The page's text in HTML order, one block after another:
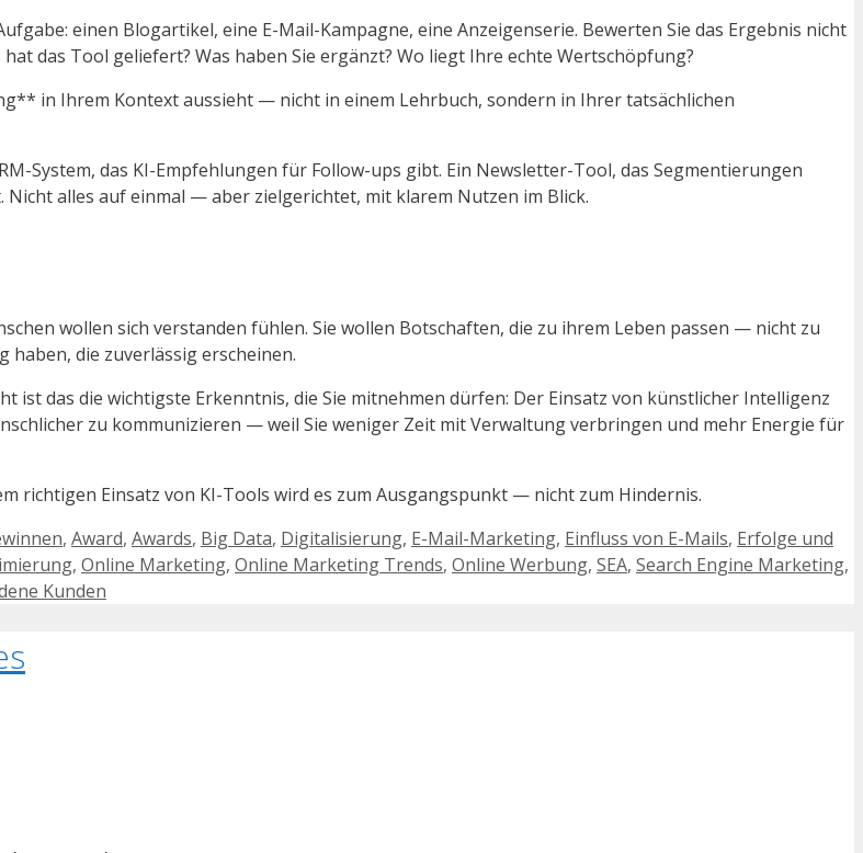
einen Blogartikel, eine E-Mail-Kampagne, eine Anzeigenserie. Bewerten Sie das Ergebnis nicht
das Tool geliefert? Was haben Sie ergänzt? Wo liegt Ihre echte Wertschöpfung?
in Ihrem Kontext aussieht — nicht in einem Lehrbuch, sondern in Ihrer tatsächlichen
System, das KI-Empfehlungen für Follow-ups gibt. Ein Newsletter-Tool, das Segmentierungen
alles auf einmal — aber zielgerichtet, mit klarem Nutzen im Blick.
wollen sich verstanden fühlen. Sie wollen Botschaften, die zu ihrem Leben passen — nicht zu
haben, die zuverlässig erscheinen.
das die wichtigste Erkenntnis, die Sie mitnehmen dürfen: Der Einsatz von künstlicher Intelligenz
zu kommunizieren — weil Sie weniger Zeit mit Verwaltung verbringen und mehr Energie für
richtigen Einsatz von KI-Tools wird es zum Ausgangspunkt — nicht zum Hindernis.
, Award, Awards, Big Data, Digitalisierung, E-Mail-Marketing, Einfluss von E-Mails, Erfolge und
, Online Marketing, Online Marketing Trends, Online Werbung, SEA, Search Engine Marketing,
Kunden